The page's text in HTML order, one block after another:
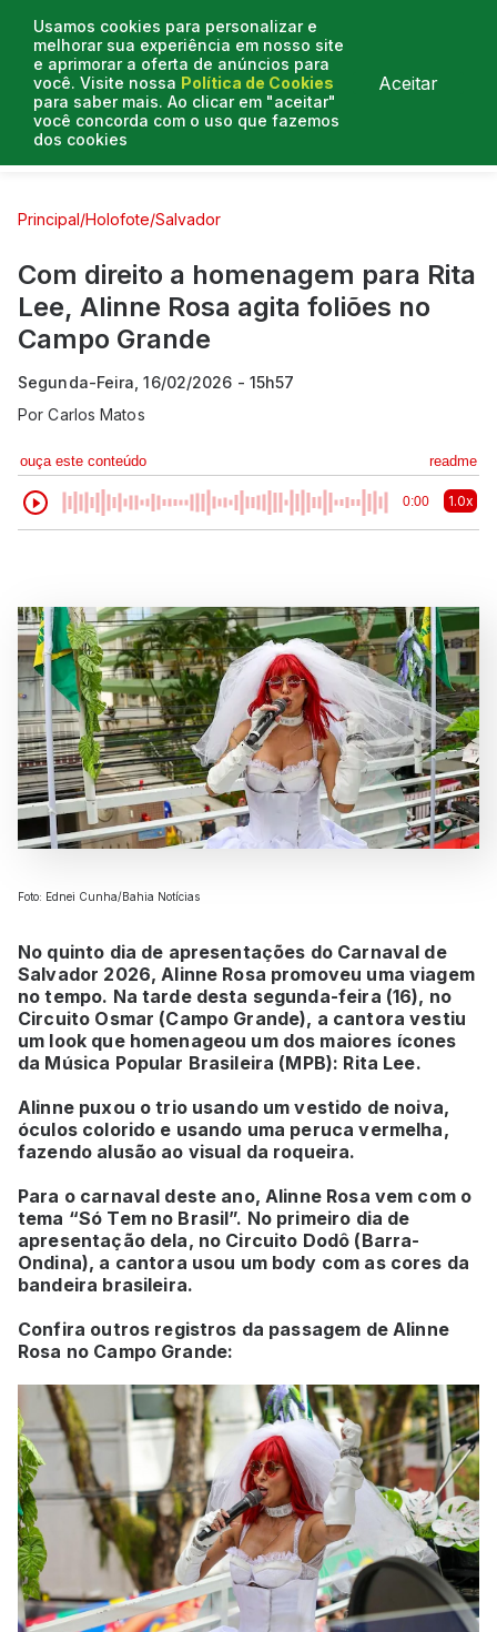
Usamos cookies para personalizar e
melhorar sua experiência em nosso site
e aprimorar a oferta de anúncios para
você. Visite nossa Política de Cookies
para saber mais. Ao clicar em "aceitar"
você concorda com o uso que fazemos
dos cookies
Aceitar
Curtas e Venenosas
Principal/Holofote/Salvador
Com direito a homenagem para Rita
Lee, Alinne Rosa agita foliões no
Campo Grande
Segunda-Feira, 16/02/2026 - 15h57
PorCarlos Matos
ouça este conteúdo readme
0:00 1.0x
Foto: Ednei Cunha/Bahia Notícias
No quinto dia de apresentações do Carnaval de
Salvador 2026, Alinne Rosa promoveu uma viagem
no tempo. Na tarde desta segunda-feira (16), no
Circuito Osmar (Campo Grande), a cantora vestiu
um look que homenageou um dos maiores ícones
da Música Popular Brasileira (MPB): Rita Lee.
Alinne puxou o trio usando um vestido de noiva,
óculos colorido e usando uma peruca vermelha,
fazendo alusão ao visual da roqueira.
Para o carnaval deste ano, Alinne Rosa vem com o
tema “Só Tem no Brasil”. No primeiro dia de
apresentação dela, no Circuito Dodô (Barra-
Ondina), a cantora usou um body com as cores da
bandeira brasileira.
Confira outros registros da passagem de Alinne
Rosa no Campo Grande: